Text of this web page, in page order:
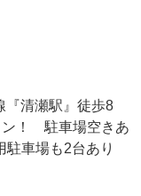
清瀬駅』徒歩8
！ 駐車場空きあ
車場も2台あり